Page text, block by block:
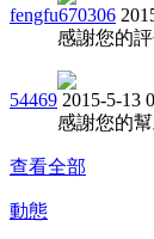
fengfu670306
感謝您的
54469 2015-5-13
感謝您的
查看全部
動態